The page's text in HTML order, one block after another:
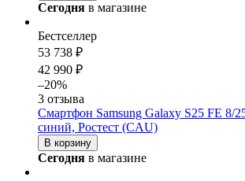
Сегодня в магазине
Бестселлер
53 738 ₽
42 990 ₽
–20%
3 отзыва
Смартфон Samsung Galaxy S25 FE 8/
синий, Ростест (CAU)
В корзину
Сегодня в магазине